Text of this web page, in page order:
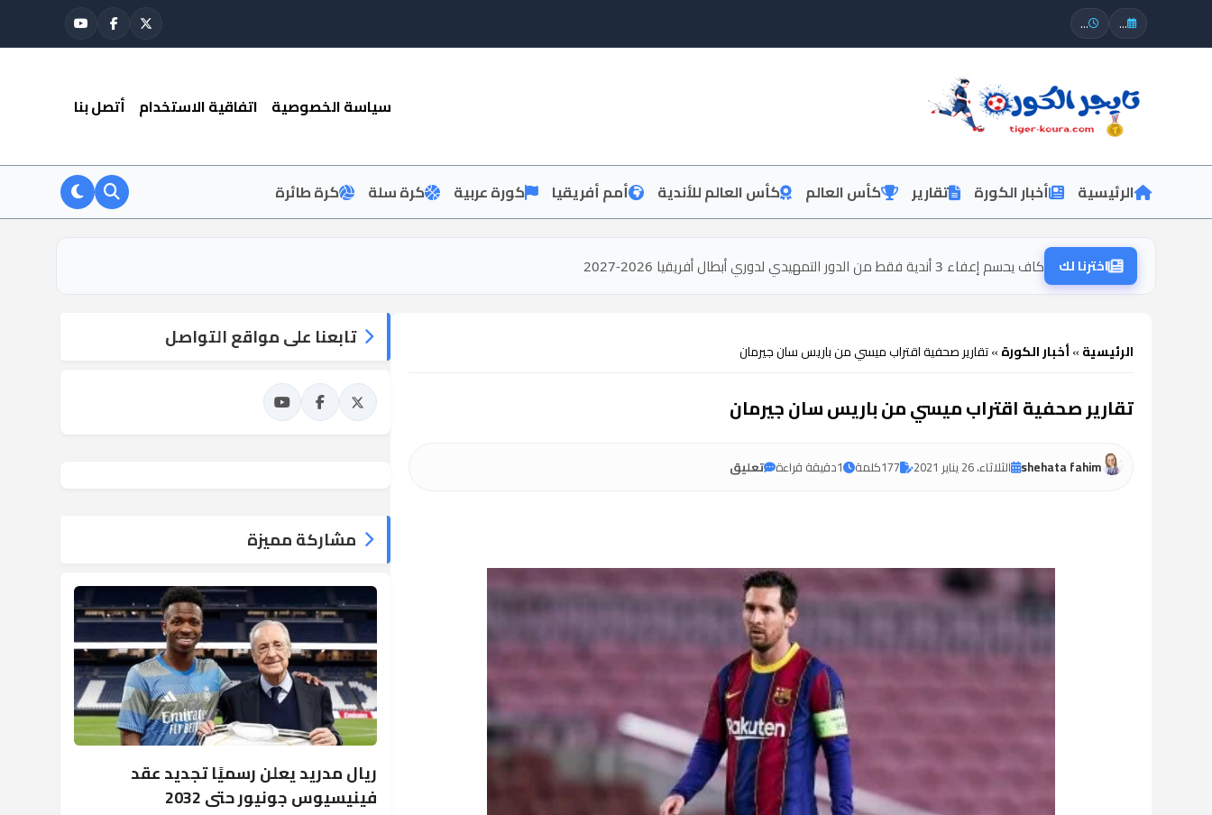
...
...
سياسة الخصوصية اتفاقية الاستخدام أتصل بنا
الرئيسية أخبار الكورة تقارير كأس العالم كأس العالم للأندية أمم أفريقيا كورة عربية كرة سلة كرة طائرة
اخترنا لك كاف يحسم إعفاء 3 أندية فقط من الدور التمهيدي لدوري أبطال أفريقيا 2026-2027
الرئيسية»أخبار الكورة»تقارير صحفية اقتراب ميسي من باريس سان جيرمان
تقارير صحفية اقتراب ميسي من باريس سان جيرمان
shehata fahim الثلاثاء، 26 يناير 2021 177كلمة 1دقيقة قراءة تعليق
تابعنا على مواقع التواصل
مشاركة مميزة
ريال مدريد يعلن رسميًا تجديد عقد
فينيسيوس جونيور حتى 2032